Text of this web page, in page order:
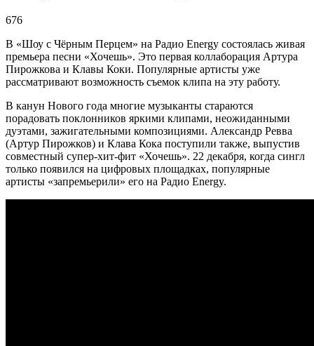
676
В «Шоу с Чёрным Перцем» на Радио Energy состоялась живая
премьера песни «Хочешь». Это первая коллаборация Артура
Пирожкова и Клавы Коки. Популярные артисты уже
рассматривают возможность съемок клипа на эту работу.
В канун Нового года многие музыканты стараются
порадовать поклонников яркими клипами, неожиданными
дуэтами, зажигательными композициями. Александр Ревва
(Артур Пирожков) и Клава Кока поступили также, выпустив
совместный супер-хит-фит «Хочешь». 22 декабря, когда сингл
только появился на цифровых площадках, популярные
артисты «запремьерили» его на Радио Energy.